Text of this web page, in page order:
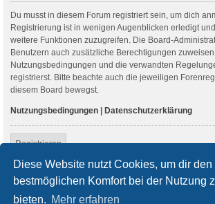
Diese Website nutzt Cookies, um dir den
bestmöglichen Komfort bei der Nutzung
bieten. Mehr erfahren
Du musst in diesem Forum registriert sein, um dich
Registrierung ist in wenigen Augenblicken erledigt
weitere Funktionen zuzugreifen. Die Board-
Benutzern auch zusätzliche Berechtigungen
Nutzungsbedingungen und die verwandten
registrierst. Bitte beachte auch die jeweiligen
diesem Board bewegst.
Nutzungsbedingungen | Datenschutzerklärung
Registrieren
Startseite Foren-Übersicht